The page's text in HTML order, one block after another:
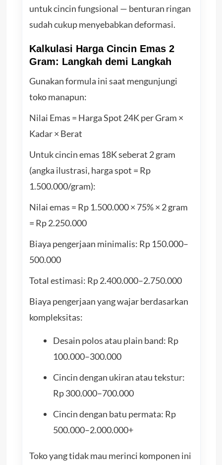
untuk cincin fungsional — benturan ringan
sudah cukup menyebabkan deformasi.
Kalkulasi Harga Cincin Emas 2
Gram: Langkah demi Langkah
Gunakan formula ini saat mengunjungi
toko manapun:
Nilai Emas = Harga Spot 24K per Gram ×
Kadar × Berat
Untuk cincin emas 18K seberat 2 gram
(angka ilustrasi, harga spot = Rp
1.500.000/gram):
Nilai emas = Rp 1.500.000 × 75% × 2 gram
= Rp 2.250.000
Biaya pengerjaan minimalis: Rp 150.000–
500.000
Total estimasi: Rp 2.400.000–2.750.000
Biaya pengerjaan yang wajar berdasarkan
kompleksitas:
Desain polos atau plain band: Rp
100.000–300.000
Cincin dengan ukiran atau tekstur:
Rp 300.000–700.000
Cincin dengan batu permata: Rp
500.000–2.000.000+
Toko yang tidak mau merinci komponen ini